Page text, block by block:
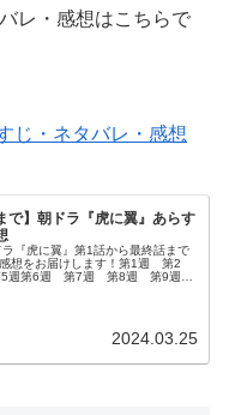
レ・感想はこちらで
じ・ネタバレ・感想
で】朝ドラ『虎に翼』あらす
『虎に翼』第1話から最終話まで
想をお届けします！第1週 第2
週第6週 第7週 第8週 第9週
2024.03.25